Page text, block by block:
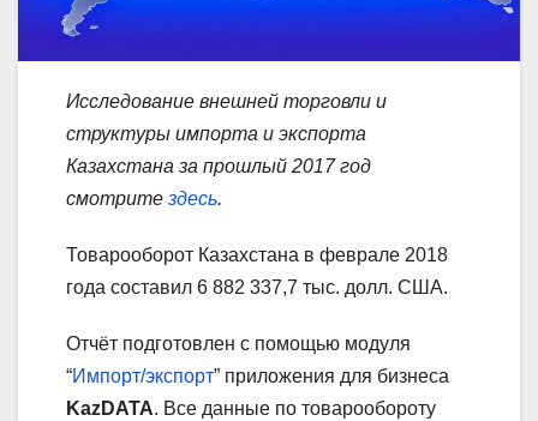
Исследование внешней торговли и
структуры импорта и экспорта
Казахстана за прошлый 2017 год
смотрите здесь.
Товарооборот Казахстана в феврале 2018
года составил 6 882 337,7 тыс. долл. США.
Отчёт подготовлен с помощью модуля
“Импорт/экспорт” приложения для бизнеса
KazDATA. Все данные по товарообороту